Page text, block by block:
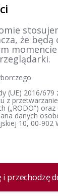
że będą
(UE) 2016/679
z
(„RODO”) oraz
danych
10, 00-902
i przechodzę